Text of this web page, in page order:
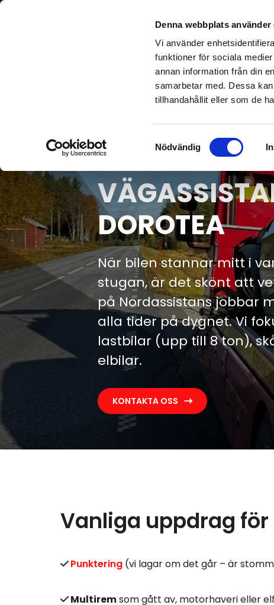
Denna webbplats använder
Vi använder
funktioner för sociala
annan information från din
samarbetar med. Dessa
tillhandahållit eller som de
Nödvändig
DOROTEA
När bilen stannar mitt i
stugan, är det skönt att
på Nordassistans jobbar
alla tider på dygnet. Vi
lastbilar (upp till 8 ton),
elbilar.
KONTAKTA OSS
Vanliga uppdrag
 Punktering (vi lagar om det går – är
 Multiremsom gått av, motorhaveri eller